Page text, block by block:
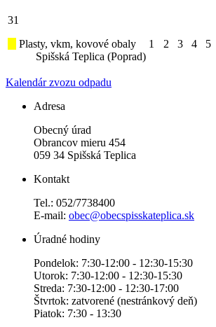
31
Plasty, vkm, kovové obaly
Spišská Teplica (Poprad)
1 2 3 4 5
Kalendár zvozu odpadu
Adresa
Obecný úrad
Obrancov mieru 454
059 34 Spišská Teplica
Kontakt
Tel.: 052/7738400
E-mail: obec@obecspisskateplica.sk
Úradné hodiny
Pondelok: 7:30-12:00 - 12:30-15:30
Utorok: 7:30-12:00 - 12:30-15:30
Streda: 7:30-12:00 - 12:30-17:00
Štvrtok: zatvorené (nestránkový deň)
Piatok: 7:30 - 13:30